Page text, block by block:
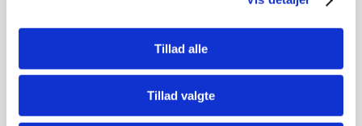
Tillad alle
Tillad valgte
Modtag vores nyhedsbrev
Nyheder og katalog - én gang om måneden